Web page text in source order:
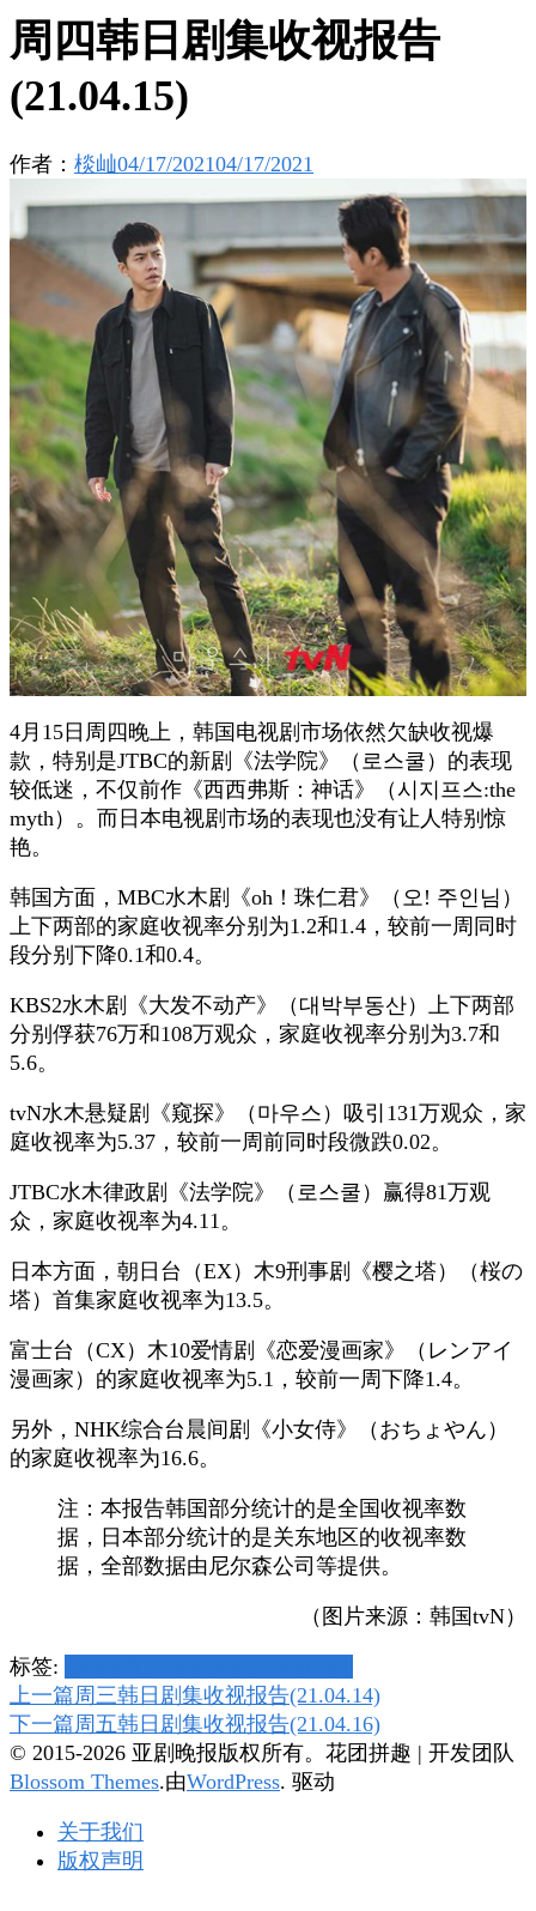
周四韩日剧集收视报告
(21.04.15)
作者： 棪屾04/17/202104/17/2021
4月15日周四晚上，韩国电视剧市场依然欠缺收视爆
款，特别是JTBC的新剧《法学院》（로스쿨）的表现
较低迷，不仅前作《西西弗斯：神话》（시지프스:the
myth）。而日本电视剧市场的表现也没有让人特别惊
艳。
韩国方面，MBC水木剧《oh！珠仁君》（오! 주인님）
上下两部的家庭收视率分别为1.2和1.4，较前一周同时
段分别下降0.1和0.4。
KBS2水木剧《大发不动产》（대박부동산）上下两部
分别俘获76万和108万观众，家庭收视率分别为3.7和
5.6。
tvN水木悬疑剧《窥探》（마우스）吸引131万观众，家
庭收视率为5.37，较前一周前同时段微跌0.02。
JTBC水木律政剧《法学院》（로스쿨）赢得81万观
众，家庭收视率为4.11。
日本方面，朝日台（EX）木9刑事剧《樱之塔）（桜の
塔）首集家庭收视率为13.5。
富士台（CX）木10爱情剧《恋爱漫画家》（レンアイ
漫画家）的家庭收视率为5.1，较前一周下降1.4。
另外，NHK综合台晨间剧《小女侍》（おちょやん）
的家庭收视率为16.6。
注：本报告韩国部分统计的是全国收视率数
据，日本部分统计的是关东地区的收视率数
据，全部数据由尼尔森公司等提供。
（图片来源：韩国tvN）
标签:
博
文
导
航
上一篇周三韩日剧集收视报告(21.04.14)
下一篇周五韩日剧集收视报告(21.04.16)
© 2015-2026 亚剧晚报版权所有。 花团拼趣 | 开发团队
Blossom Themes.由WordPress. 驱动
关于我们
版权声明